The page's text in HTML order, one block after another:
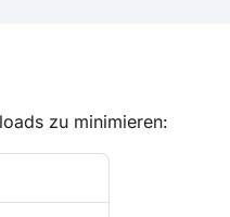
zu minimieren: